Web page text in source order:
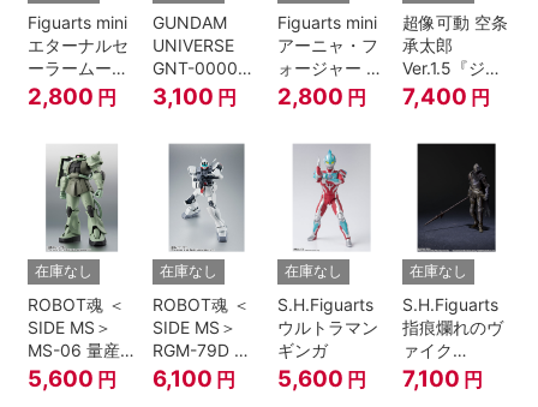
Figuarts mini
エターナルセ
ーラームーン-
Cosmos
edition-『美
ラームーン
Cosmos』
2,800 円
GUNDAM
UNIVERSE
GNT-0000
00 QAN[T]
3,100 円
Figuarts mini
アーニャ・フ
ォージャー -
おでけけこー
で-
2,800 円
超像可動 空条
承太郎
Ver.1.5『ジョ
ジョの奇妙な
冒険 第3部』
7,400 円
在庫なし
ROBOT魂 ＜
SIDE MS＞
MS-06 量産
型ザク ver.
A.N.I.M.E.
5,600 円
在庫なし
ROBOT魂 ＜
SIDE MS＞
RGM-79D ジ
ム寒冷地仕様
ver.
6,100 円
在庫なし
S.H.Figuarts
ウルトラマン
ギンガ
5,600 円
在庫なし
S.H.Figuarts
指痕爛れのヴ
ァイク
『ELDEN
RING』
7,100 円